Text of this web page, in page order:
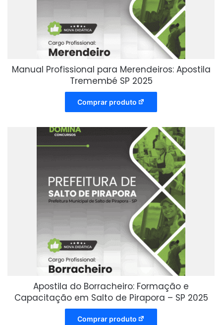
Manual Profissional para Merendeiros: Apostila
Tremembé SP 2025
Comprar produto
Apostila do Borracheiro: Formação e
Capacitação em Salto de Pirapora – SP 2025
Comprar produto